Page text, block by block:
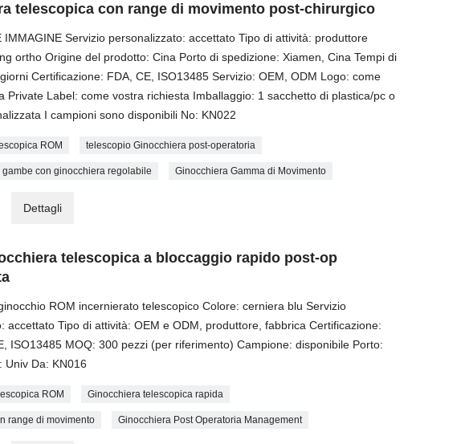
telescopica con range di movimento post-chirurgico
IMMAGINE Servizio personalizzato: accettato Tipo di attività: produttore
ortho Origine del prodotto: Cina Porto di spedizione: Xiamen, Cina Tempi di
Certificazione: FDA, CE, ISO13485 Servizio: OEM, ODM Logo: come
Private Label: come vostra richiesta Imballaggio: 1 sacchetto di plastica/pc o
I campioni sono disponibili No: KN022
ROM telescopio Ginocchiera post-operatoria
con ginocchiera regolabile Ginocchiera Gamma di Movimento
Dettagli
telescopica a bloccaggio rapido post-op
ROM incernierato telescopico Colore: cerniera blu Servizio
accettato Tipo di attività: OEM e ODM, produttore, fabbrica Certificazione:
ISO13485 MOQ: 300 pezzi (per riferimento) Campione: disponibile Porto:
Univ Da: KN016
ROM Ginocchiera telescopica rapida
range di movimento Ginocchiera Post Operatoria Management